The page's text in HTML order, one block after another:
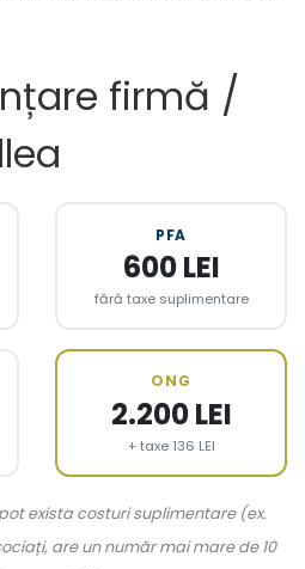
firmă /
PFA
600 LEI
fără taxe suplimentare
ONG
2.200 LEI
+ taxe 136 LEI
exista costuri suplimentare (ex.
are un număr mai mare de 10